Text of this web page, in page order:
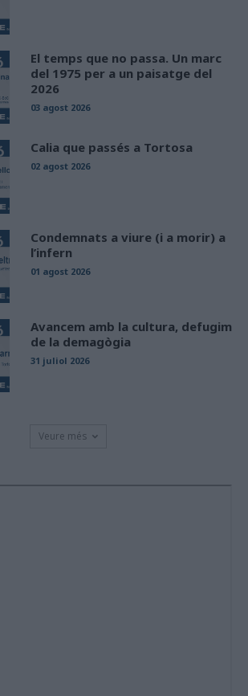
El temps que no passa. Un marc
del 1975 per a un paisatge del
2026
03 agost 2026
Calia que passés a Tortosa
02 agost 2026
Condemnats a viure (i a morir) a
l’infern
01 agost 2026
Avancem amb la cultura, defugim
de la demagògia
31 juliol 2026
Veure més